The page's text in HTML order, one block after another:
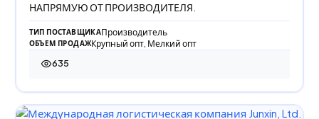
НАПРЯМУЮ ОТ ПРОИЗВОДИТЕЛЯ.
ТИП ПОСТАВЩИКАПроизводитель
ОБЪЕМ ПРОДАЖКрупный опт, Мелкий опт
635
635 просмотров